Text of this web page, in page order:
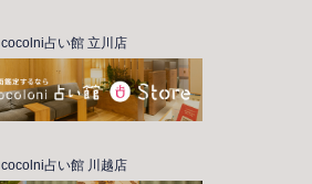
cocolni占い館 立川店
cocolni占い館 川越店